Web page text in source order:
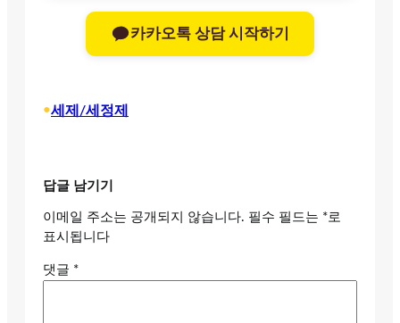
카카오톡 상담 시작하기
•세제/세정제
답글 남기기
이메일 주소는 공개되지 않습니다. 필수 필드는 *로
표시됩니다
댓글 *